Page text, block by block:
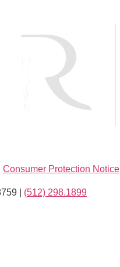
Consumer Protection Notice
| (512) 298.1899